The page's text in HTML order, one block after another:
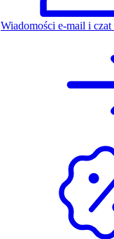
Wiadomości e-mail i